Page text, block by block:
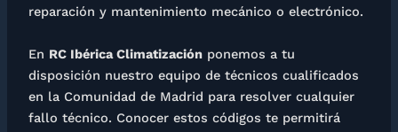
reparación y mantenimiento mecánico o electrónico.
En RC Ibérica Climatizaciónponemos a tu
disposición nuestro equipo de técnicos cualificados
en la Comunidad de Madrid para resolver cualquier
fallo técnico. Conocer estos códigos te permitirá